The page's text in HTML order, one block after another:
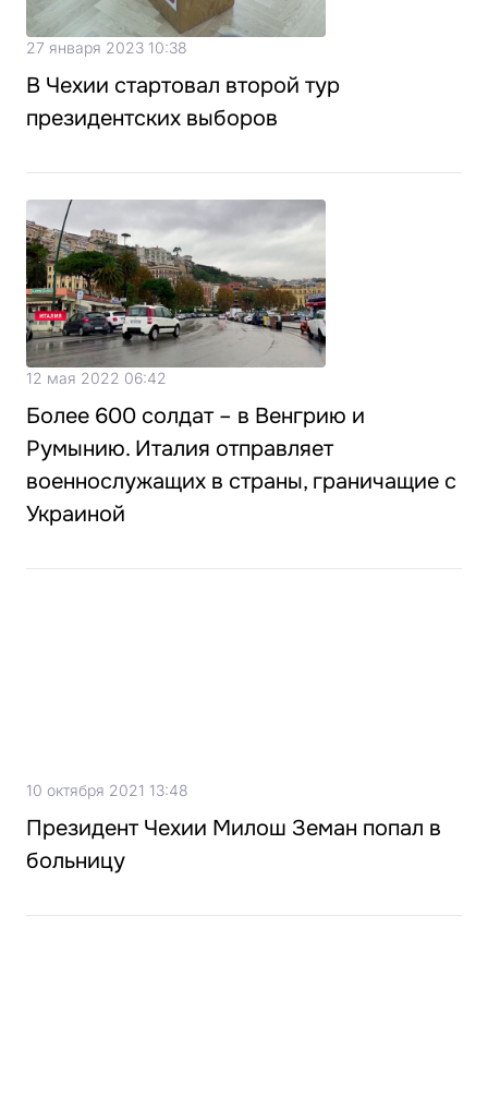
27 января 2023 10:38
В Чехии стартовал второй тур
президентских выборов
12 мая 2022 06:42
Более 600 солдат – в Венгрию и
Румынию. Италия отправляет
военнослужащих в страны, граничащие с
Украиной
10 октября 2021 13:48
Президент Чехии Милош Земан попал в
больницу